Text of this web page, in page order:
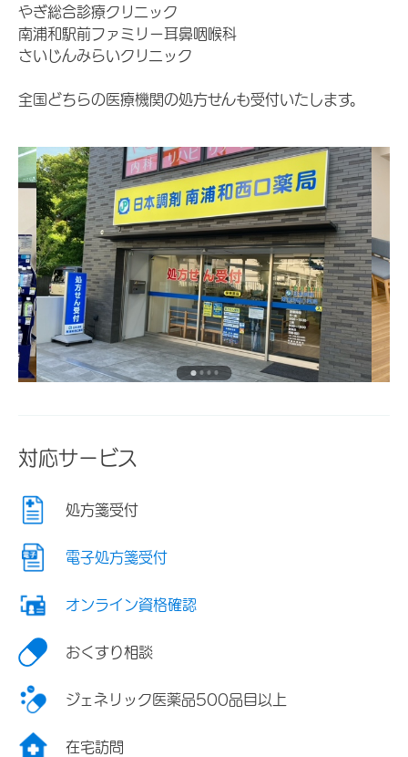
やぎ総合診療クリニック
南浦和駅前ファミリー耳鼻咽喉科
さいじんみらいクリニック
全国どちらの医療機関の処方せんも受付いたします。
対応サービス
処方箋受付
電子処方箋受付
オンライン資格確認
おくすり相談
ジェネリック医薬品500品目以上
在宅訪問